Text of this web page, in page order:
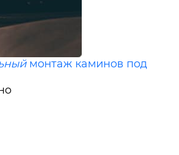
монтаж каминов под